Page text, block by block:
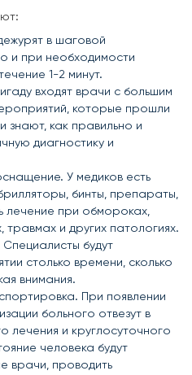
в шаговой
и при необходимости
1-2 минут.
входят врачи с большим
которые прошли
знают, как правильно и
диагностику и
У медиков есть
бинты, препараты,
лечение при обмороках,
травмах и других патологиях.
Специалисты будут
столько времени, сколько
внимания.
При появлении
больного отвезут в
лечения и круглосуточного
человека будут
врачи, проводить